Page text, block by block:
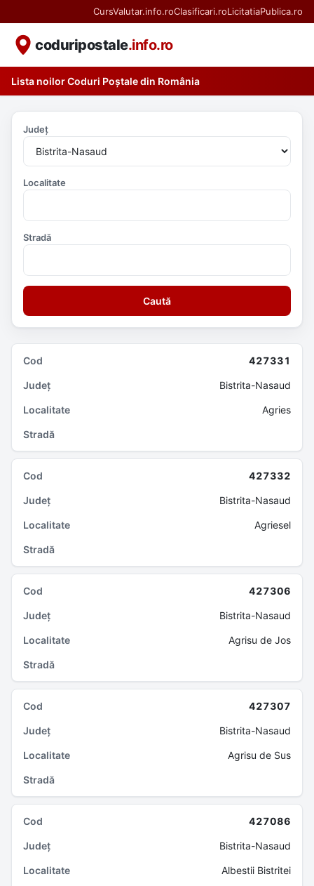
CursValutar.info.roClasificari.roLicitatiaPublica.ro
coduripostale.info.ro
Lista noilor Coduri Poștale din România
Județ
Localitate
Stradă
Caută
427331
Bistrita-Nasaud
Agries
427332
Bistrita-Nasaud
Agriesel
427306
Bistrita-Nasaud
Agrisu de Jos
427307
Bistrita-Nasaud
Agrisu de Sus
427086
Bistrita-Nasaud
Albestii Bistritei